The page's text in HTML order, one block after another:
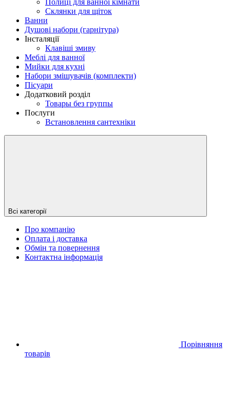
Склянки для щіток
Ванни
Душові набори (гарнітура)
Інсталяції
Клавіші змиву
Меблі для ванної
Мийки для кухні
Набори змішувачів (комплекти)
Пісуари
Додатковий розділ
Товары без группы
Послуги
Встановлення сантехніки
Всі категорії
Про компанію
Оплата і доставка
Обмін та повернення
Контактна інформація
Порівняння
товарів